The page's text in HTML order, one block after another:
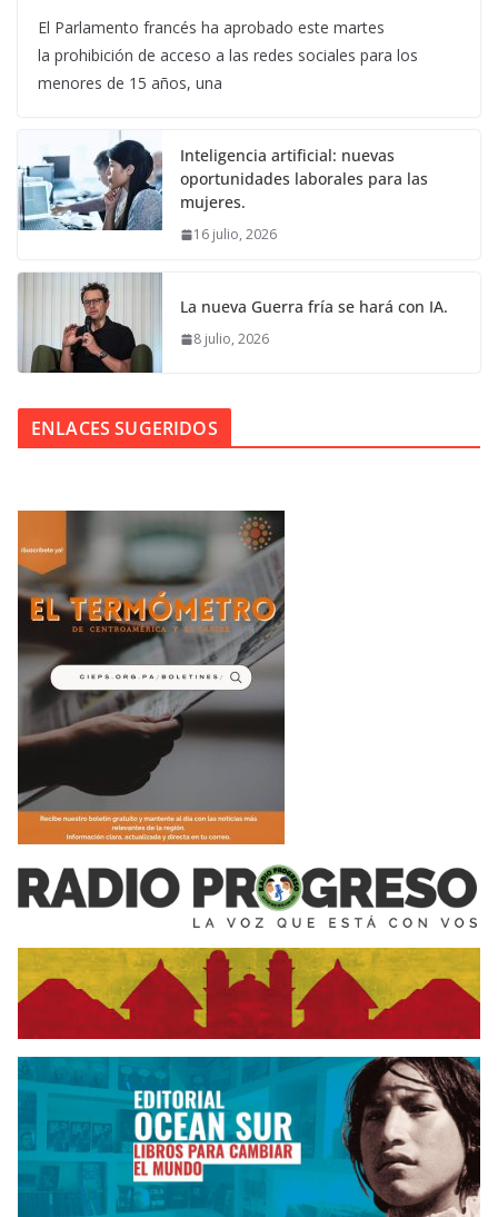
El Parlamento francés ha aprobado este martes
la prohibición de acceso a las redes sociales para los
menores de 15 años, una
Inteligencia artificial: nuevas
oportunidades laborales para las
mujeres.
16 julio, 2026
La nueva Guerra fría se hará con IA.
8 julio, 2026
ENLACES SUGERIDOS